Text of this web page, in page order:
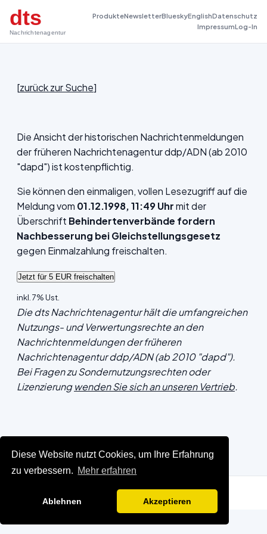
Diese Website nutzt Cookies, um Ihre Erfahrung
zu verbessern. Mehr erfahren
Ablehnen Akzeptieren
dts
Nachrichtenagentur
ProdukteNewsletterBlueskyEnglishDatenschutz
ImpressumLog-In
[zurück zur Suche]
Die Ansicht der historischen Nachrichtenmeldungen
der früheren Nachrichtenagentur ddp/ADN (ab 2010
"dapd") ist kostenpflichtig.
Sie können den einmaligen, vollen Lesezugriff auf die
Meldung vom 01.12.1998, 11:49 Uhrmit der
Überschrift Behindertenverbände fordern
Nachbesserung bei Gleichstellungsgesetz
gegen Einmalzahlung freischalten.
inkl. 7% Ust.
Die dts Nachrichtenagentur hält die umfangreichen
Nutzungs- und Verwertungsrechte an den
Nachrichtenmeldungen der früheren
Nachrichtenagentur ddp/ADN (ab 2010 "dapd").
Bei Fragen zu Sondernutzungsrechten oder
Lizenzierungwenden Sie sich an unseren Vertrieb.